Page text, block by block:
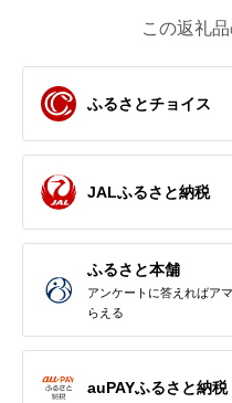
この返礼
ふるさとチョイス
JALふるさと納税
ふるさと本舗
アンケートに答えればア
らえる
auPAYふるさと納税